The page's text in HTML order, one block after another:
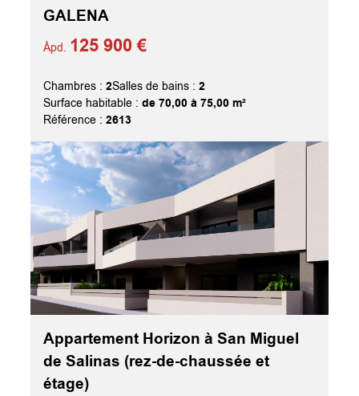
GALENA
Àpd. 125 900 €
Chambres :2Salles de bains :2
Surface habitable :de 70,00 à 75,00 m²
Référence :2613
Appartement Horizon à San Miguel
de Salinas (rez-de-chaussée et
étage)